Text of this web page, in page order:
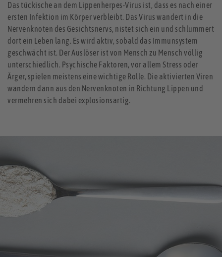
Das tückische an dem Lippenherpes-Virus ist, dass es nach einer
ersten Infektion im Körper verbleibt. Das Virus wandert in die
Nervenknoten des Gesichtsnervs, nistet sich ein und schlummert
dort ein Leben lang. Es wird aktiv, sobald das Immunsystem
geschwächt ist. Der Auslöser ist von Mensch zu Mensch völlig
unterschiedlich. Psychische Faktoren, vor allem Stress oder
Ärger, spielen meistens eine wichtige Rolle. Die aktivierten Viren
wandern dann aus den Nervenknoten in Richtung Lippen und
vermehren sich dabei explosionsartig.